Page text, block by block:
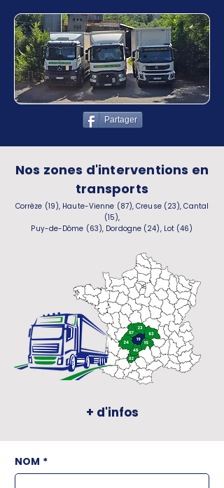
Partager
Nos zones d'interventions en
transports
Corrèze (19), Haute-Vienne (87), Creuse (23), Cantal
(15),
Puy-de-Dôme (63), Dordogne (24), Lot (46)
+ d'infos
NOM *